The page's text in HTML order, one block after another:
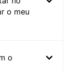
o meu
o